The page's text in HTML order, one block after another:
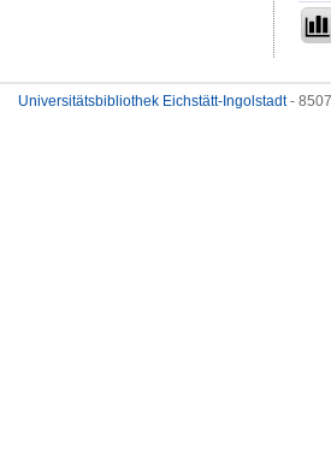
Universitätsbibliothek Eichstätt-Ingolstadt-